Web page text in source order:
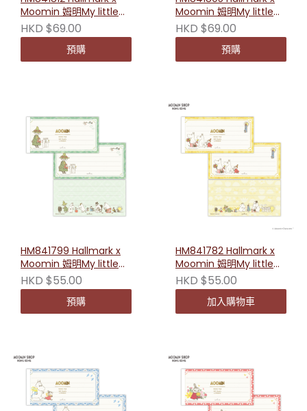
Moomin 姆明My little
something系列A5透明
文件夾（書信）
HKD $69.00
預購
Moomin 姆明My little
something系列A5透明
文件夾（紅花）
HKD $69.00
預購
HM841799 Hallmark x
Moomin 姆明My little
something系列橫式便條
紙（禮物）
HKD $55.00
預購
HM841782 Hallmark x
Moomin 姆明My little
something系列橫式便條
紙（愛）
HKD $55.00
加入購物車